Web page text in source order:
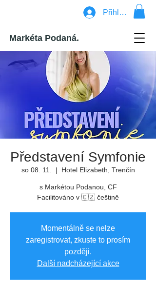
Přihlásit se
Markéta Podaná.
Představení Symfonie
so 08. 11.
  |
Hotel Elizabeth, Trenčín
s Markétou Podanou, CF
Facilitováno v 🇨🇿 češtině
Momentálně se nelze
zaregistrovat, zkuste to prosím
později.
Další nadcházející akce